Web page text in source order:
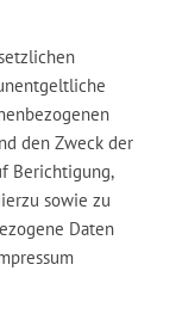
den Zweck der
Berichtigung,
sowie zu
Daten